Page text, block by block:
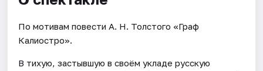
По мотивам повести А. Н. Толстого «Граф
Калиостро».
В тихую, застывшую в своём укладе русскую